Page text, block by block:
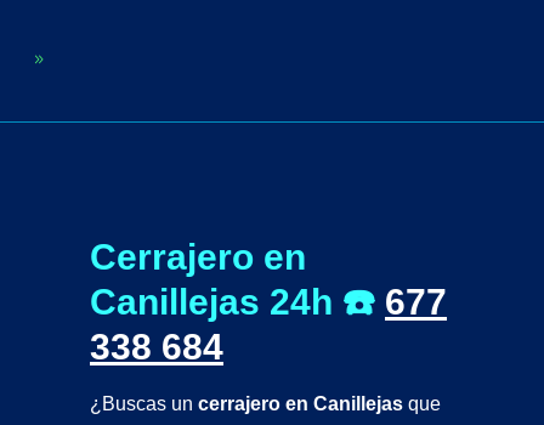
Cerrajero en
Canillejas 24h ☎️ 677
338 684
¿Buscas un cerrajero en Canillejas que